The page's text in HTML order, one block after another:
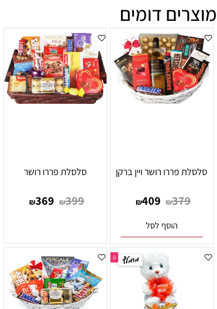
מוצרים דומים
סלסלת פררו רושר ויין ברקן
₪379
₪409
הוסף לסל
סלסלת פררו רושר
₪399
₪369
0